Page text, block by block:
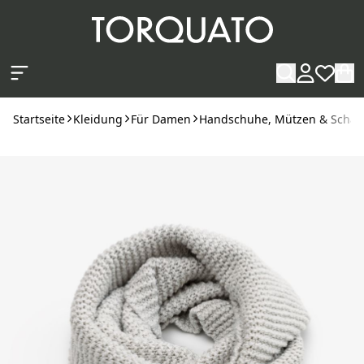
Startseite Kleidung Für Damen Handschuhe, Mützen &